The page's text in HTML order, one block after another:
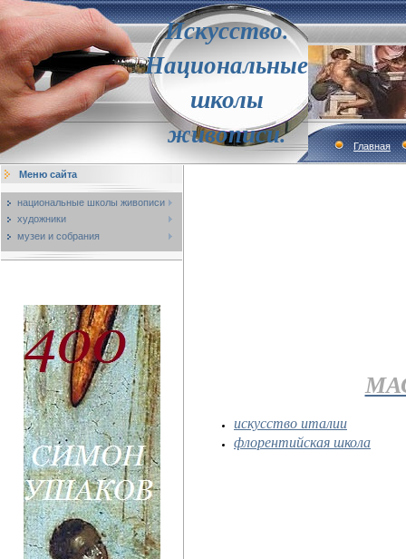
Искусство.
Национальные
школы
живописи.
Главная
Меню сайта
национальные школы живописи
художники
музеи и собрания
искусство италии
флорентийская школа